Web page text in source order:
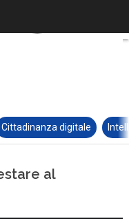
Cittadinanza digitale
al